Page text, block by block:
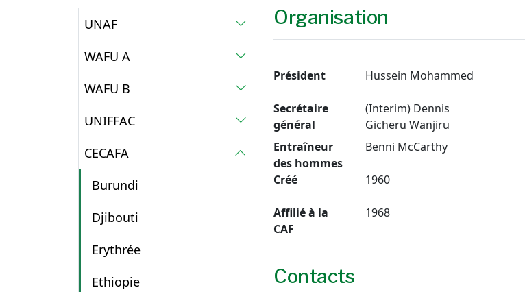
UNAF
WAFU A
WAFU B
UNIFFAC
CECAFA
Burundi
Djibouti
Erythrée
Ethiopie
Organisation
Président Hussein Mohammed
Secrétaire
général
(Interim) Dennis
Gicheru Wanjiru
Entraîneur
des hommes
Benni McCarthy
Créé 1960
Affilié à la
CAF
1968
Contacts